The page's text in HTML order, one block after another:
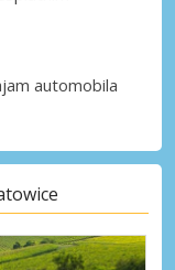
automobila